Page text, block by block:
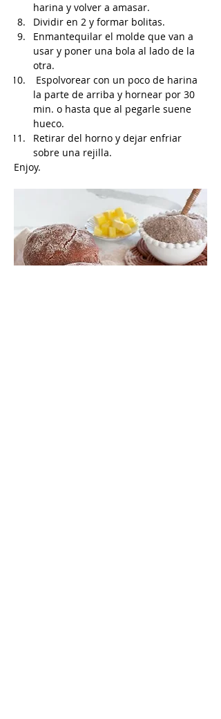
harina y volver a amasar.
Dividir en 2 y formar bolitas.
Enmantequilar el molde que van a
usar y poner una bola al lado de la
otra.
la parte de arriba y hornear por 30
min. o hasta que al pegarle suene
hueco.
Retirar del horno y dejar enfriar
sobre una rejilla.
Enjoy.